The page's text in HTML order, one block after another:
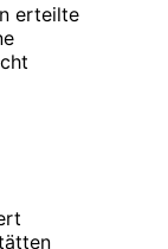
erteilte